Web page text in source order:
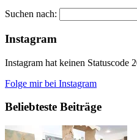
Suchen nach:
Instagram
Instagram hat keinen Statuscode
Folge mir bei Instagram
Beliebteste Beiträge